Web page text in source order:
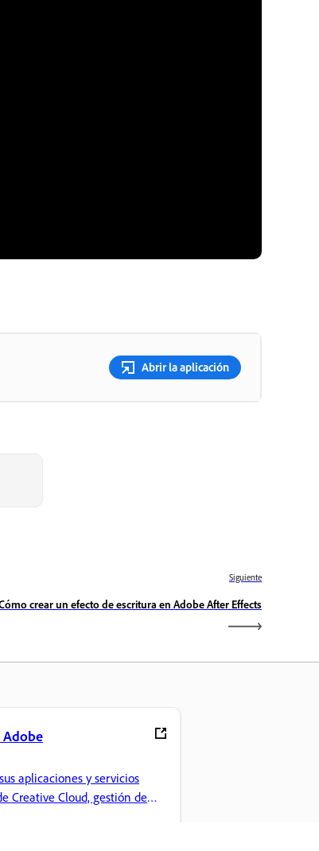
Abrir la aplicación
Siguiente
crear un efecto de escritura en Adobe After Effects
Adobe
aplicaciones y servicios
Creative Cloud, gestión de